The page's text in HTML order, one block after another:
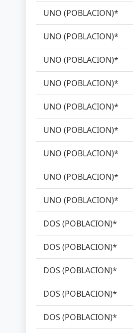
UNO (POBLACION)*
UNO (POBLACION)*
UNO (POBLACION)*
UNO (POBLACION)*
UNO (POBLACION)*
UNO (POBLACION)*
UNO (POBLACION)*
UNO (POBLACION)*
UNO (POBLACION)*
DOS (POBLACION)*
DOS (POBLACION)*
DOS (POBLACION)*
DOS (POBLACION)*
DOS (POBLACION)*